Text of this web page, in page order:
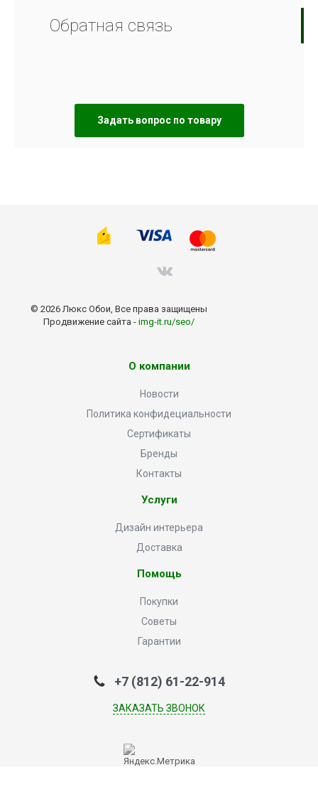
Обратная связь
Задать вопрос по товару
© 2026 Люкс Обои, Все права защищены
Продвижение сайта - img-it.ru/seo/
О компании
Новости
Политика конфидециальности
Сертификаты
Бренды
Контакты
Услуги
Дизайн интерьера
Доставка
Помощь
Покупки
Советы
Гарантии
+7 (812) 61-22-914
ЗАКАЗАТЬ ЗВОНОК